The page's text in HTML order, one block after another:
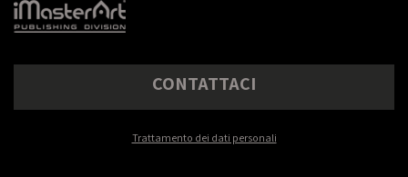
CONTATTACI
Trattamento dei dati personali